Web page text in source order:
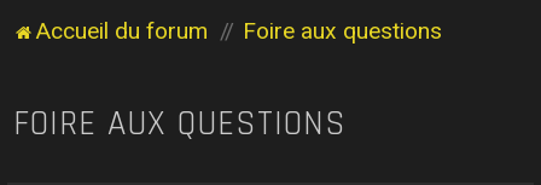
Accueil du forum Foire aux questions
FOIRE AUX QUESTIONS